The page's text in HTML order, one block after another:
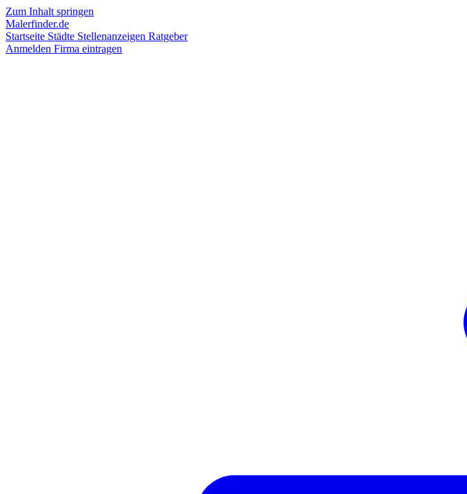
Zum Inhalt springen
Malerfinder.de
Startseite Städte Stellenanzeigen Ratgeber
Anmelden Firma eintragen